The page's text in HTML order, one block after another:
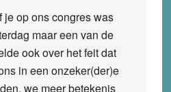
je op ons congres was
maar een van de
ook over het feit dat
in een onzeker(der)e
we meer betekenis